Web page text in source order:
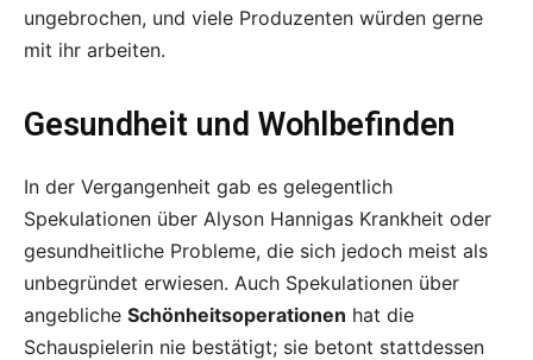
ungebrochen, und viele Produzenten würden gerne
mit ihr arbeiten.
Gesundheit und Wohlbefinden
In der Vergangenheit gab es gelegentlich
Spekulationen über Alyson Hannigas Krankheit oder
gesundheitliche Probleme, die sich jedoch meist als
unbegründet erwiesen. Auch Spekulationen über
angebliche Schönheitsoperationen hat die
Schauspielerin nie bestätigt; sie betont stattdessen